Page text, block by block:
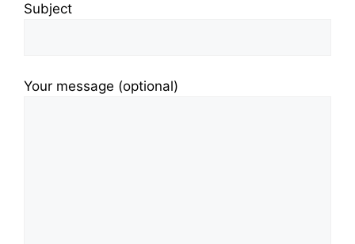
Subject
Your message (optional)